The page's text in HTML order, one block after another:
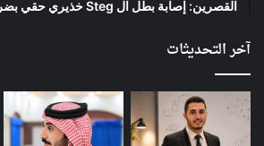
القصرين: إصابة بطل ال Steg خذيري حقي بضربة شمس
آخر التحديثات